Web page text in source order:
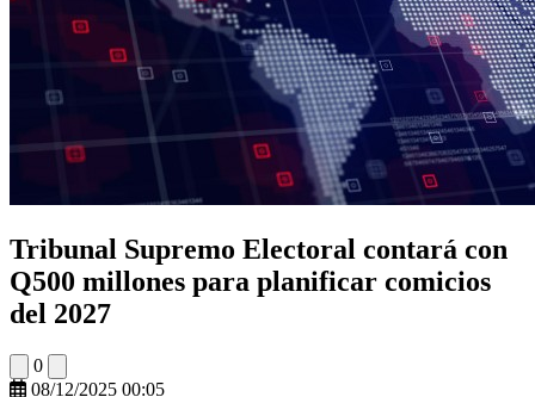
Tribunal Supremo Electoral contará con
Q500 millones para planificar comicios
del 2027
0
08/12/2025 00:05